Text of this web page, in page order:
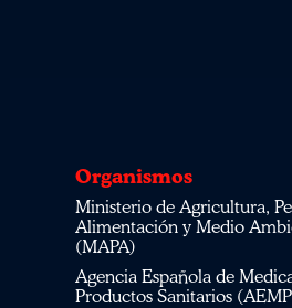
Organismos
Ministerio de Agricultura, Pesca,
Alimentación y Medio
(MAPA)
Agencia Española de Medicamentos y
Productos Sanitarios